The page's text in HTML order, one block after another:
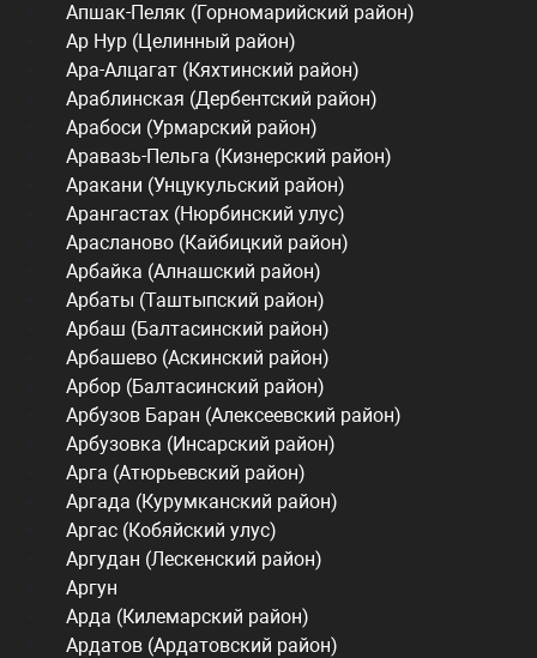
Апшак-Пеляк (Горномарийский район)
Ар Нур (Целинный район)
Ара-Алцагат (Кяхтинский район)
Араблинская (Дербентский район)
Арабоси (Урмарский район)
Аравазь-Пельга (Кизнерский район)
Аракани (Унцукульский район)
Арангастах (Нюрбинский улус)
Арасланово (Кайбицкий район)
Арбайка (Алнашский район)
Арбаты (Таштыпский район)
Арбаш (Балтасинский район)
Арбашево (Аскинский район)
Арбор (Балтасинский район)
Арбузов Баран (Алексеевский район)
Арбузовка (Инсарский район)
Арга (Атюрьевский район)
Аргада (Курумканский район)
Аргас (Кобяйский улус)
Аргудан (Лескенский район)
Аргун
Арда (Килемарский район)
Ардатов (Ардатовский район)